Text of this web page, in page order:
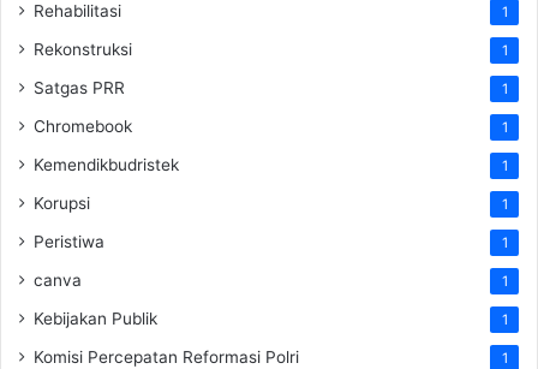
Rehabilitasi 1
Rekonstruksi 1
Satgas PRR 1
Chromebook 1
Kemendikbudristek 1
Korupsi 1
Peristiwa 1
canva 1
Kebijakan Publik 1
Komisi Percepatan Reformasi Polri 1